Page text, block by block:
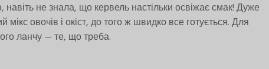
навіть не знала, що кервель настільки освіжає смак! Дуже
мікс овочів і окіст, до того ж швидко все готується. Для
ланчу — те, що треба.